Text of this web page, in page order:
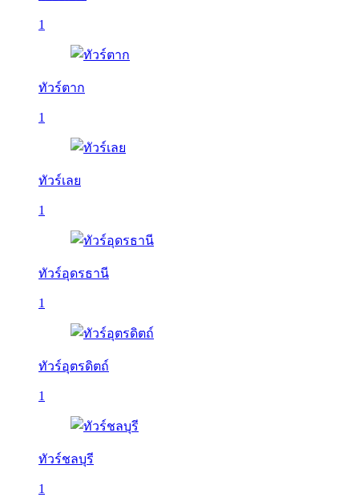
1
ทัวร์ตาก
1
ทัวร์เลย
1
ทัวร์อุดรธานี
1
ทัวร์อุตรดิตถ์
1
ทัวร์ชลบุรี
1